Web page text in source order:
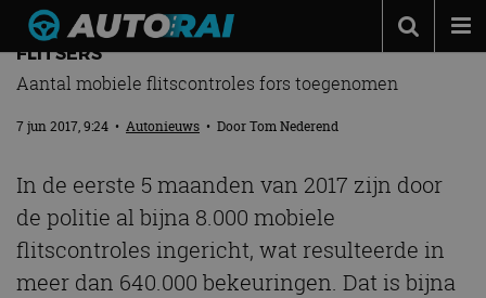
Autonieuws
Automerken
Adverteren
Contact
HANDIG: HIER STAAN DE MEESTE MOBIELE
FLITSERS
Aantal mobiele flitscontroles fors toegenomen
7 jun 2017, 9:24 • Autonieuws • DoorTom Nederend
In de eerste 5 maanden van 2017 zijn door
de politie al bijna 8.000 mobiele
flitscontroles ingericht, wat resulteerde in
meer dan 640.000 bekeuringen. Dat is bijna